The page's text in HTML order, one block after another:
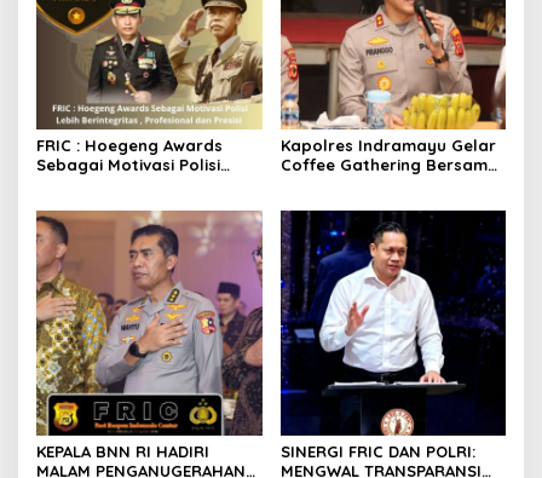
FRIC : Hoegeng Awards
Sebagai Motivasi Polisi
Kapolres Indramayu Gelar
Coffee Gathering Bersama
KEPALA BNN RI HADIRI
MALAM PENGANUGERAHAN
SINERGI FRIC DAN POLRI:
MENGWAL TRANSPARANSI